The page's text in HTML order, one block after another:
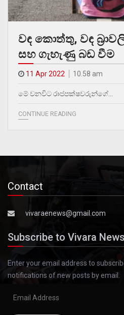
වඳ කොත්තු, වඳ
සහ ගැහැණු බඩ වීම
11 Apr 2022 10.58 am
මේ වනවිට රාජපක්ෂවරුන්ගේ…
CONTINUE READING
Contact
vivaraenews@gmail.com
Subscribe to Vivara
Enter your email address to
notifications of new posts by email.